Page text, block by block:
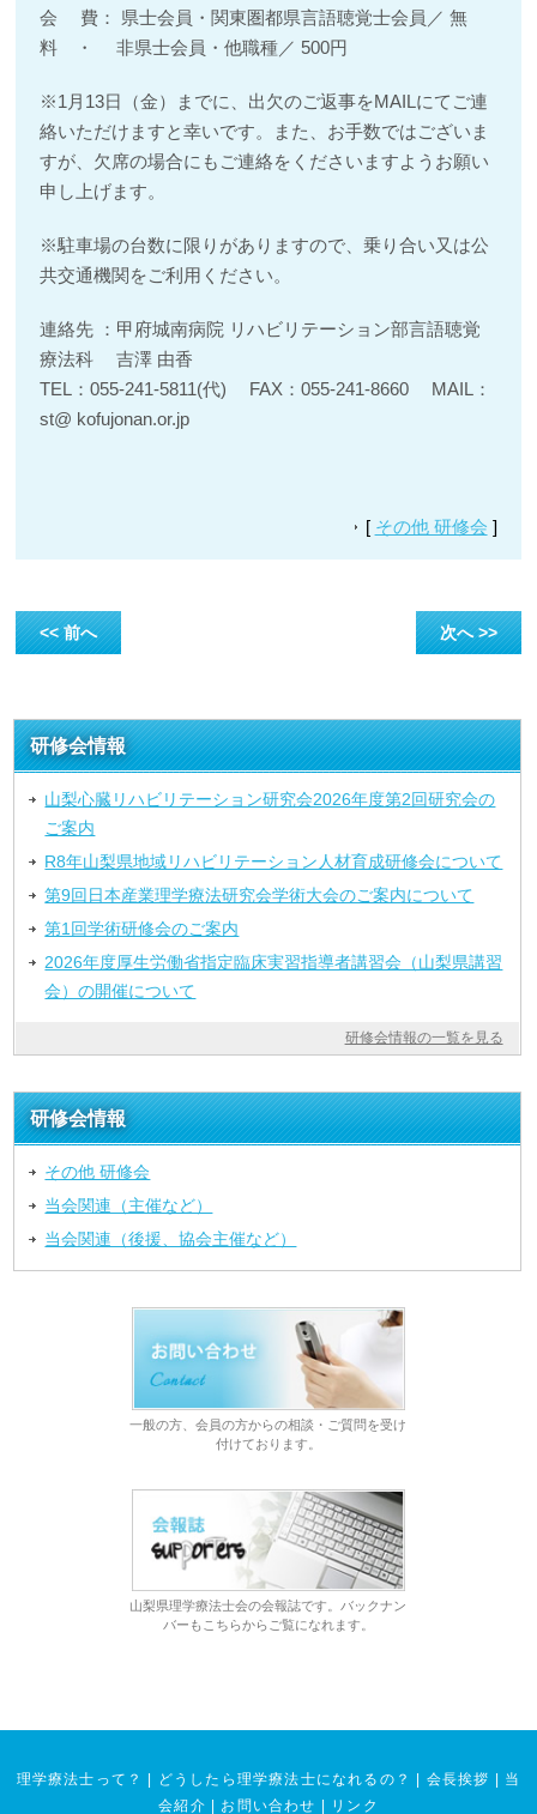
会 費： 県士会員・関東圏都県言語聴覚士会員／ 無
料 ・ 非県士会員・他職種／ 500円
※1月13日（金）までに、出欠のご返事をMAILにてご連
絡いただけますと幸いです。また、お手数ではございま
すが、欠席の場合にもご連絡をくださいますようお願い
申し上げます。
※駐車場の台数に限りがありますので、乗り合い又は公
共交通機関をご利用ください。
連絡先 ：甲府城南病院 リハビリテーション部言語聴覚
療法科 吉澤 由香
TEL：055-241-5811(代) FAX：055-241-8660 MAIL：
st@ kofujonan.or.jp
[ その他 研修会 ]
<< 前へ 次へ >>
研修会情報
山梨心臓リハビリテーション研究会2026年度第2回研究会の
ご案内
R8年山梨県地域リハビリテーション人材育成研修会について
第9回日本産業理学療法研究会学術大会のご案内について
第1回学術研修会のご案内
2026年度厚生労働省指定臨床実習指導者講習会（山梨県講習
会）の開催について
研修会情報の一覧を見る
研修会情報
その他 研修会
当会関連（主催など）
当会関連（後援、協会主催など）
一般の方、会員の方からの相談・ご質問を受け
付けております。
山梨県理学療法士会の会報誌です。バックナン
バーもこちらからご覧になれます。
理学療法士って？ どうしたら理学療法士になれるの？ 会長挨拶
当
会紹介
お問い合わせ リンク